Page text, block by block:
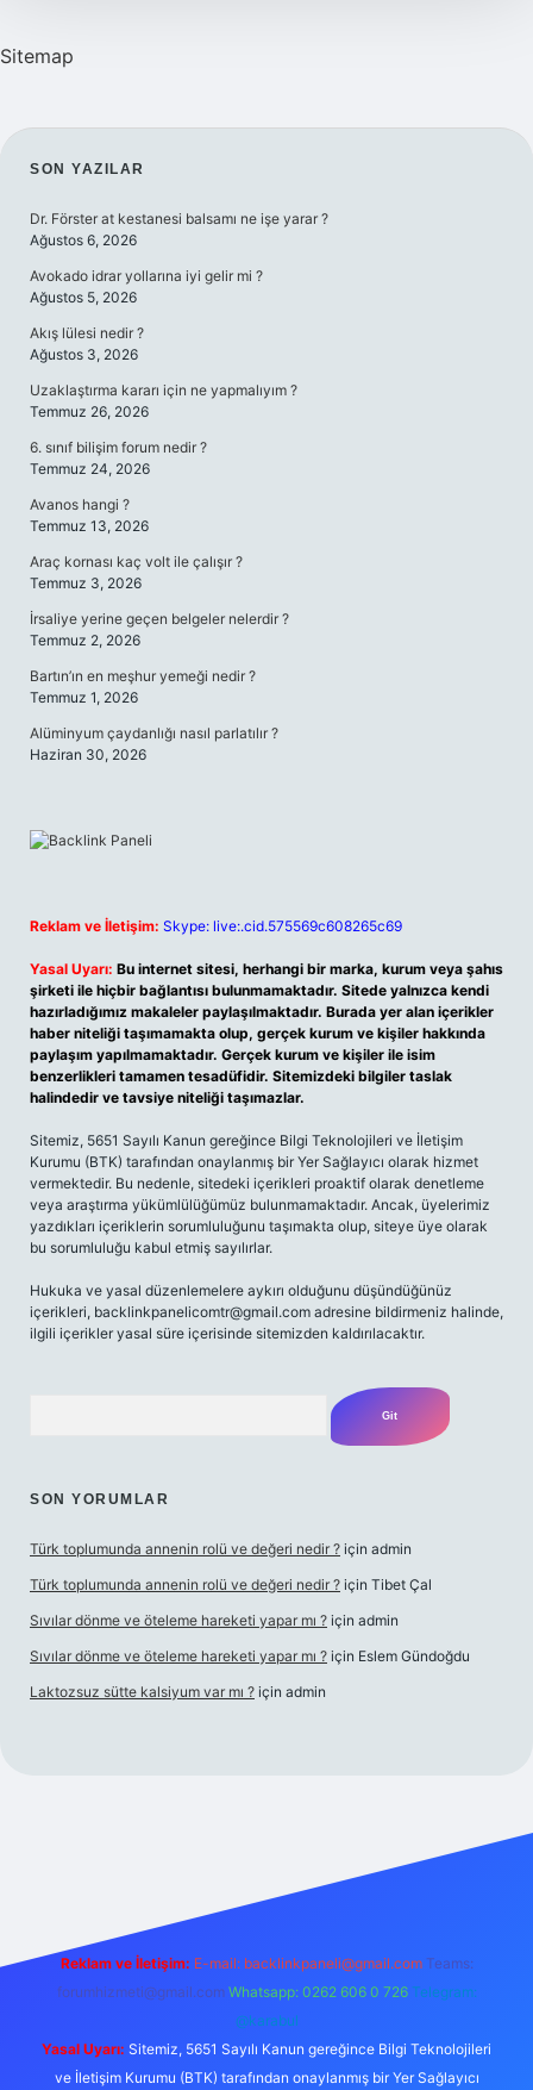
Sitemap
SIDEBAR
SON YAZILAR
Dr. Förster at kestanesi balsamı ne işe yarar ?
Ağustos 6, 2026
Avokado idrar yollarına iyi gelir mi ?
Ağustos 5, 2026
Akış lülesi nedir ?
Ağustos 3, 2026
Uzaklaştırma kararı için ne yapmalıyım ?
Temmuz 26, 2026
6. sınıf bilişim forum nedir ?
Temmuz 24, 2026
Avanos hangi ?
Temmuz 13, 2026
Araç kornası kaç volt ile çalışır ?
Temmuz 3, 2026
İrsaliye yerine geçen belgeler nelerdir ?
Temmuz 2, 2026
Bartın’ın en meşhur yemeği nedir ?
Temmuz 1, 2026
Alüminyum çaydanlığı nasıl parlatılır ?
Haziran 30, 2026
Reklam ve İletişim: Skype: live:.cid.575569c608265c69
Yasal Uyarı: Bu internet sitesi, herhangi bir marka, kurum veya şahıs
şirketi ile hiçbir bağlantısı bulunmamaktadır. Sitede yalnızca kendi
hazırladığımız makaleler paylaşılmaktadır. Burada yer alan içerikler
haber niteliği taşımamakta olup, gerçek kurum ve kişiler hakkında
paylaşım yapılmamaktadır. Gerçek kurum ve kişiler ile isim
benzerlikleri tamamen tesadüfidir. Sitemizdeki bilgiler taslak
halindedir ve tavsiye niteliği taşımazlar.
Sitemiz, 5651 Sayılı Kanun gereğince Bilgi Teknolojileri ve İletişim
Kurumu (BTK) tarafından onaylanmış bir Yer Sağlayıcı olarak hizmet
vermektedir. Bu nedenle, sitedeki içerikleri proaktif olarak denetleme
veya araştırma yükümlülüğümüz bulunmamaktadır. Ancak, üyelerimiz
yazdıkları içeriklerin sorumluluğunu taşımakta olup, siteye üye olarak
bu sorumluluğu kabul etmiş sayılırlar.
Hukuka ve yasal düzenlemelere aykırı olduğunu düşündüğünüz
içerikleri, backlinkpanelicomtr@gmail.com adresine bildirmeniz halinde,
ilgili içerikler yasal süre içerisinde sitemizden kaldırılacaktır.
SON YORUMLAR
Türk toplumunda annenin rolü ve değeri nedir ? için admin
Türk toplumunda annenin rolü ve değeri nedir ? için Tibet Çal
Sıvılar dönme ve öteleme hareketi yapar mı ? için admin
Sıvılar dönme ve öteleme hareketi yapar mı ? için Eslem Gündoğdu
Laktozsuz sütte kalsiyum var mı ? için admin
Reklam ve İletişim: E-mail: backlinkpaneli@gmail.com Teams:
forumhizmeti@gmail.com Whatsapp: 0262 606 0 726 Telegram:
@karabul
Yasal Uyarı: Sitemiz, 5651 Sayılı Kanun gereğince Bilgi Teknolojileri
ve İletişim Kurumu (BTK) tarafından onaylanmış bir Yer Sağlayıcı